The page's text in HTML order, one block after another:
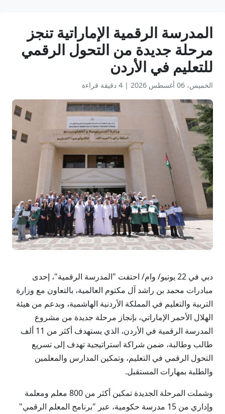
المدرسة الرقمية الإماراتية تنجز
مرحلة جديدة من التحول الرقمي
للتعليم في الأردن
الخميس، 06 أغسطس 2026 | 4 دقيقة قراءة
دبي في 22 يونيو/ وام/ احتفت "المدرسة الرقمية"، إحدى
مبادرات محمد بن راشد آل مكتوم العالمية، بالتعاون مع وزارة
التربية والتعليم في المملكة الأردنية الهاشمية، وبدعم من هيئة
الهلال الأحمر الإماراتي، بإنجاز مرحلة جديدة من مشروع
المدرسة الرقمية في الأردن، الذي يستهدف أكثر من 11 ألف
طالب وطالبة، ضمن شراكة استراتيجية تهدف إلى تسريع
التحول الرقمي في التعليم، وتمكين المدارس والمعلمين
والطلبة بمهارات المستقبل.
وشملت المرحلة الجديدة تمكين أكثر من 800 معلم ومعلمة
وإداري من 15 مدرسة حكومية، عبر "برنامج المعلم الرقمي"